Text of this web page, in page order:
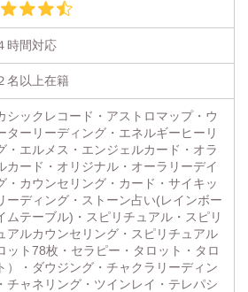
時間対応
名以上在籍
シックレコード・アストロマップ・ウ
ターリーディング・エネルギーヒーリ
・エルメス・エンジェルカード・オラ
カード・オリジナル・オーラリーデイ
・カウンセリング・カード・サイキッ
ーディング・ストーン占い(レインボー
ムテーブル)・スピリチュアル・スピリ
アルカウンセリング・スピリチュアル
ット78枚・セラピー・タロット・タロ
）・ダウジング・チャクラリーディン
チャネリング・ツインレイ・テレパシ